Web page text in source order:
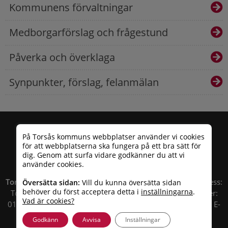
På Torsås kommuns webbplatser använder vi cookies
för att webbplatserna ska fungera på ett bra sätt för
dig. Genom att surfa vidare godkänner du att vi
använder cookies.
Översätta sidan: Vill du kunna översätta sidan
behöver du först acceptera detta i inställningarna.
Vad är cookies?
Godkänn Avvisa Inställningar
Kommunens förvaltningar
Medborgarförslag och frågestund
Påverka och överklaga
Synpunkter, förslag, felanmälan
Torsås kommun| Besöksadress: Allfargatan 26 | Postadress:
Torsås kommun, Box 503, 385 25 Torsås Telefonnummer:
010 – 35 33 100 | Organisationsnummer: 212000-0696 | E-
post:info@torsas.se|Tillgänglighetsredogörelse